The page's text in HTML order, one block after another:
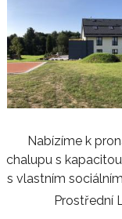
Nabízíme k
chalupu s
s vlastním
Prostřední